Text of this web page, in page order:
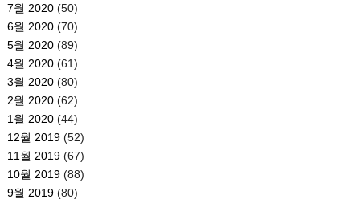
7월 2020(50)
6월 2020(70)
5월 2020(89)
4월 2020(61)
3월 2020(80)
2월 2020(62)
1월 2020(44)
12월 2019(52)
11월 2019(67)
10월 2019(88)
9월 2019(80)